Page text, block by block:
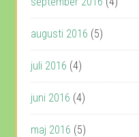
augusti 2016 (5)
juli 2016 (4)
juni 2016 (4)
maj 2016 (5)